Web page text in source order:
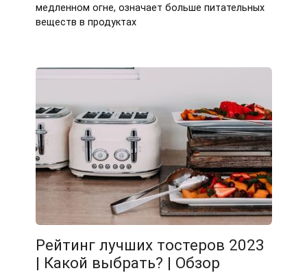
медленном огне, означает больше питательных
веществ в продуктах
Рейтинг лучших тостеров 2023
| Какой выбрать? | Обзор